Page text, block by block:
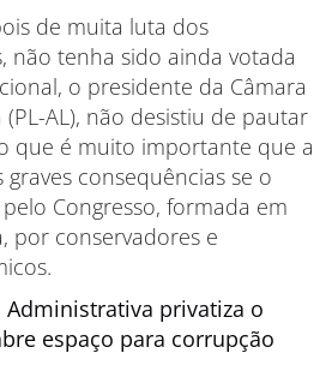
de muita luta dos
não tenha sido ainda votada
o presidente da Câmara
AL), não desistiu de pautar
que é muito importante que a
consequências se o
Congresso, formada em
por conservadores e
Administrativa privatiza o
espaço para corrupção